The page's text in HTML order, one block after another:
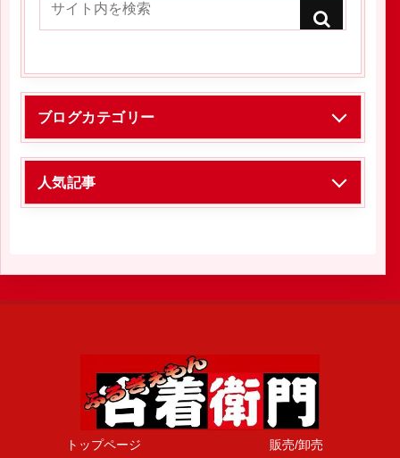
ブログカテゴリー
人気記事
トップページ 販売/卸売